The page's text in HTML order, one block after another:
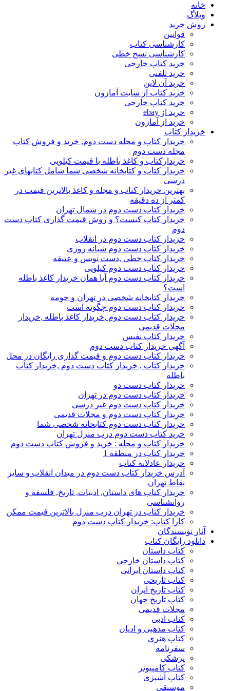
خانه
وبلاگ
روش خرید
قوانین
کارشناسی کتاب
کارشناسی نسخ خطی
خرید کتاب خارجی
خرید تلفنی
خرید آن لاین
خرید کتاب از سایت آمازون
خرید کتاب خارجی
خرید از ebay
خرید از آمازون
خریدار کتاب
خریدار کتاب و مجله دست دوم, خرید و فروش کتاب
مجله دست دوم
خریدارکتاب و کاغذ باطله با قیمت کیلویی
خریدار کتاب و کتابخانه شخصی شما شامل کتابهای غیر
درسی
بهترین خریدار کتاب و مجله و کاغذ بالاترین قیمت در
کمتر از ده دقیقه
خریدار کتاب دست دوم در شمال تهران
خریدار کتاب کیست؟ و روش قیمت گذاری کتاب دست
دوم
خریدار کتاب دست دوم در انقلاب
خریدار کتاب دست دوم شبانه روزی
خریدار کتاب خطی ,دست نویس و عتیقه
خریدار کتاب دست دوم کیلویی
خریدار کتاب دست دوم آیا همان خریدار کاغذ باطله
است؟
خریدار کتابخانه شخصی در تهران و حومه
خریدار کتاب دست دوم چگونه است
خریدار کتاب دست دوم ,خریدار کاغذ باطله ,خریدار
مجلات قدیمی
خریدار کتاب نفیس
آگهی خریدار کتاب دست دوم
خریدار کتاب دست دوم و قیمت گذاری رایگان در محل
خریدار کتاب , خریدار کتاب دست دوم ,خریدار کتاب
باطله
خریدار کتاب دست دو
خریدار کتاب دست دوم در تهران
خریدار کتاب دست دوم غیر درسی
خریدار کتاب دست دوم و مجلات قدیمی
خریدار کتاب دست دوم کتابخانه شخصی شما
خرید کتاب دست دوم درب منزل تهران
خریدار کتاب و مجله : خرید و فروش کتاب دست دوم
خریدار کتاب در منطقه 1
خریدار عادلانه کتاب
آدرس خریدار کتاب دست دوم در میدان انقلاب و سایر
نقاط تهران
خریدار کتاب های داستان, ادبیات, تاریخ, فلسفه و
روانشناسی
خریدار کتاب در تهران درب منزل بالاترین قیمت ممکن
کارا کتاب: خریدار کتاب دست دوم
آثار نویسندگان
دانلود رایگان کتاب
کتاب داستان
کتاب داستان خارجی
کتاب داستان ایرانی
کتاب تاریخی
کتاب تاریخ ایران
کتاب تاریخ جهان
مجلات قدیمی
کتاب ادبی
کتاب مذهبی و ادیان
کتاب هنری
سفرنامه
پزشکی
کتاب کامپیوتر
کتاب آشپزی
موسیقی